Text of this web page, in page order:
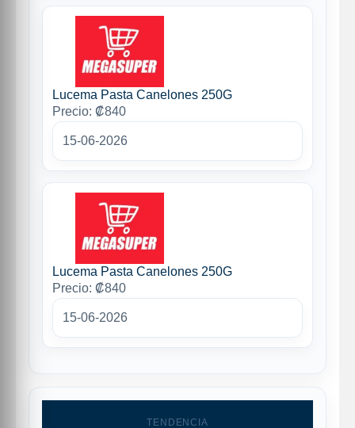
Lucema Pasta Canelones 250G
Precio: ₡840
15-06-2026
Lucema Pasta Canelones 250G
Precio: ₡840
15-06-2026
TENDENCIA